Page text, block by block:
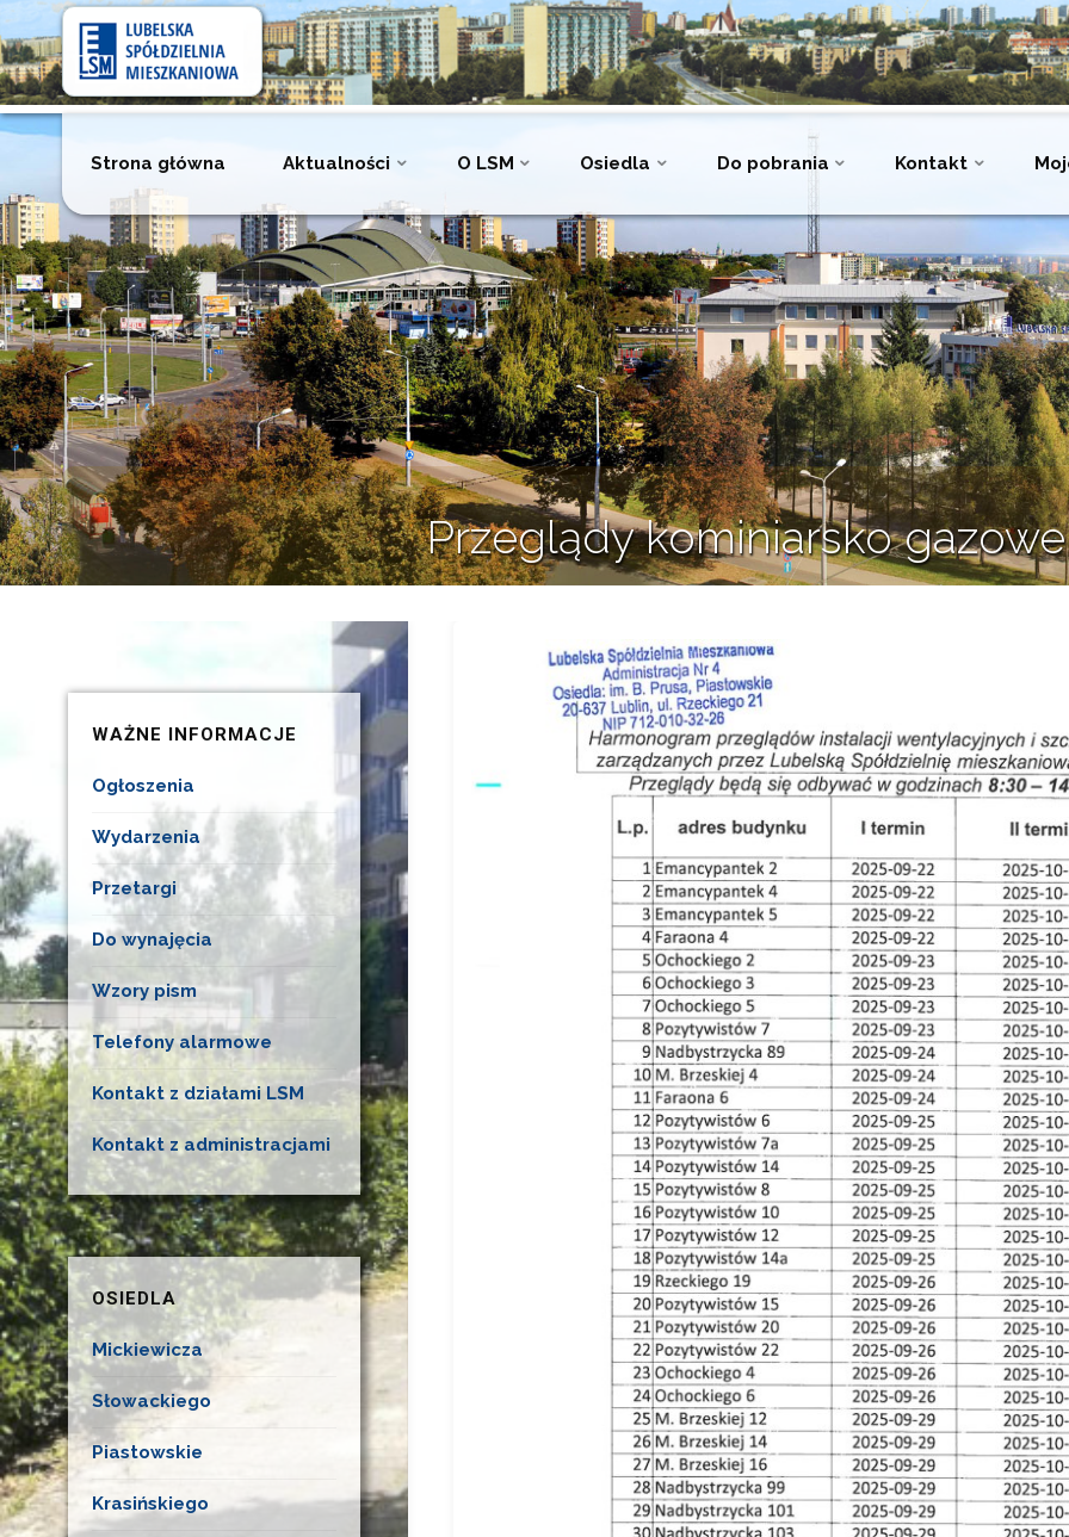
Lubelska
Spółdzielnia
Mieszkaniowa
do
treści
Strona główna Aktualności O LSM Osiedla Do pobrania Kontakt
Przeglądy kominiarsko
15 września 2025
WAŻNE INFORMACJE
Ogłoszenia
Wydarzenia
Przetargi
Do wynajęcia
Wzory pism
Telefony alarmowe
Kontakt z działami LSM
Kontakt z administracjami
OSIEDLA
Mickiewicza
Słowackiego
Piastowskie
Krasińskiego